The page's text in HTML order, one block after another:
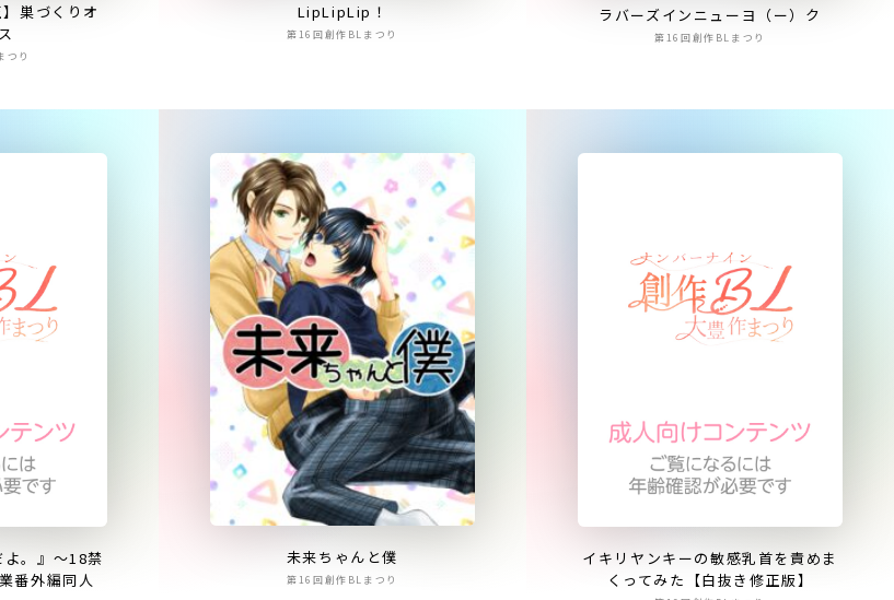
巣づくりオ
つり
LipLipLip！
第16回創作BLまつり
ラバーズインニューヨ（ー）ク
第16回創作BLまつり
よ。』〜18禁
番外編同人
未来ちゃんと僕
第16回創作BLまつり
イキリヤンキーの敏感乳首を責めま
くってみた【白抜き修正版】